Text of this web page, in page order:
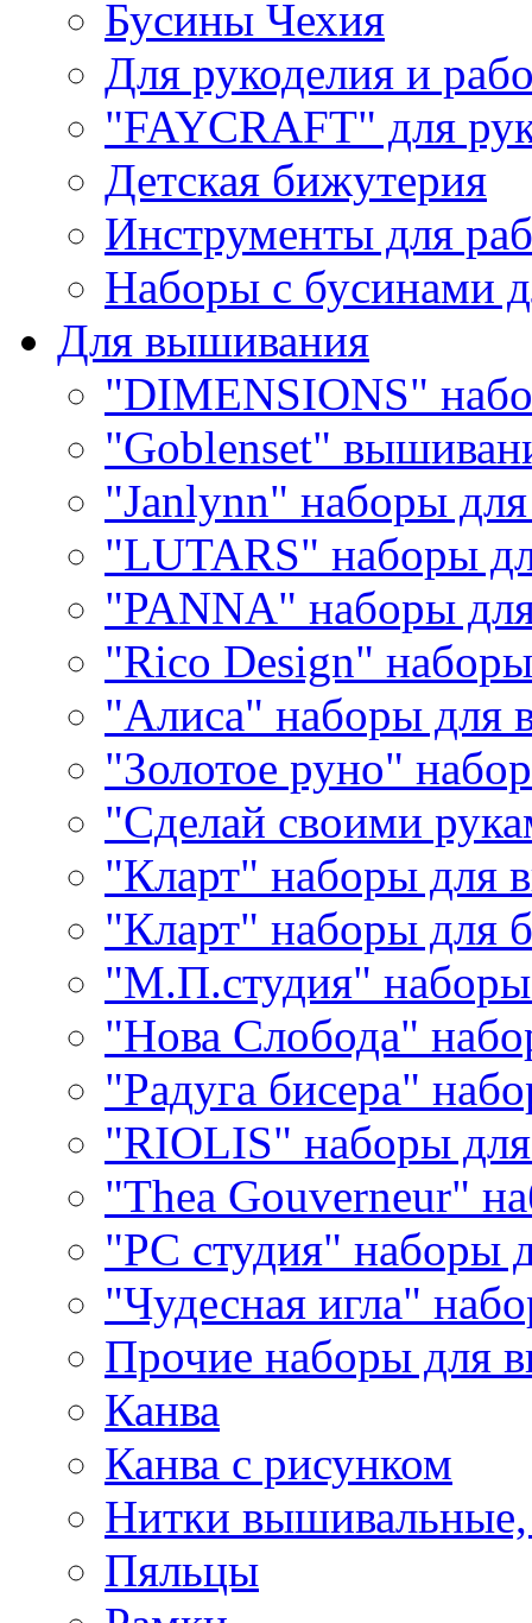
Бусины Чехия
Для рукоделия и
"FAYCRAFT" для
Детская бижутерия
Инструменты для
Наборы с бусинами
Для вышивания
"DIMENSIONS"
"Goblenset"
"Janlynn" наборы
"LUTARS" наборы
"PANNA" наборы
"Rico Design"
"Алиса" наборы для
"Золотое руно"
"Сделай своими
"Кларт" наборы для
"Кларт" наборы для
"М.П.студия"
"Нова Слобода"
"Радуга бисера"
"RIOLIS" наборы
"Thea Gouverneur"
"РС студия" наборы
"Чудесная игла"
Прочие наборы для
Канва
Канва с рисунком
Нитки
Пяльцы